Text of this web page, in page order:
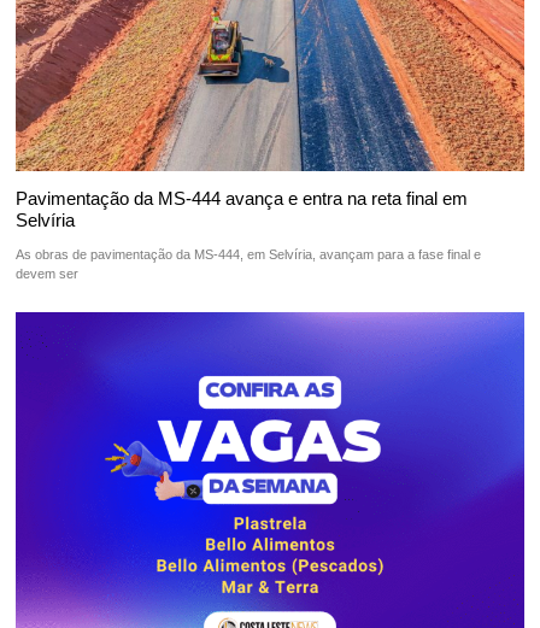
Pavimentação da MS-444 avança e entra na reta final em
Selvíria
As obras de pavimentação da MS-444, em Selvíria, avançam para a fase final e
devem ser